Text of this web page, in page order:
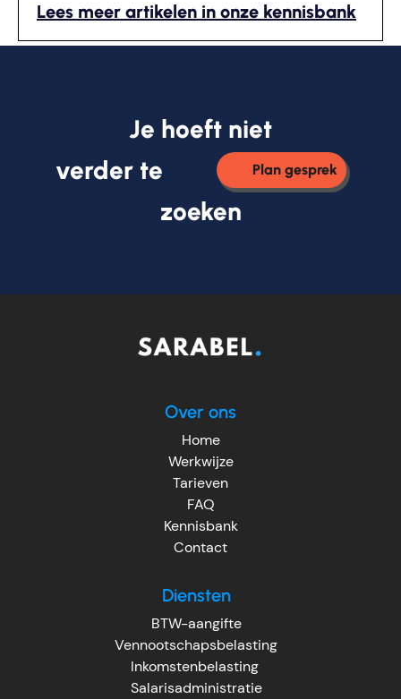
Lees meer artikelen in onze kennisbank
Je hoeft niet
verder te
Plan gesprek
zoeken
Over ons
Home
Werkwijze
Tarieven
FAQ
Kennisbank
Contact
Diensten
BTW-aangifte
Vennootschapsbelasting
Inkomstenbelasting
Salarisadministratie